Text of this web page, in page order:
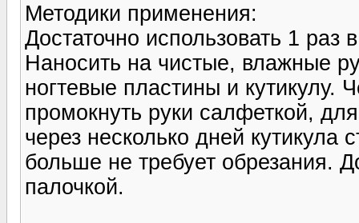
Методики применения:
Достаточно использовать 1 раз
Наносить на чистые, влажные
ногтевые пластины и кутикулу.
промокнуть руки салфеткой,
через несколько дней кутикула
больше не требует обрезания.
палочкой.